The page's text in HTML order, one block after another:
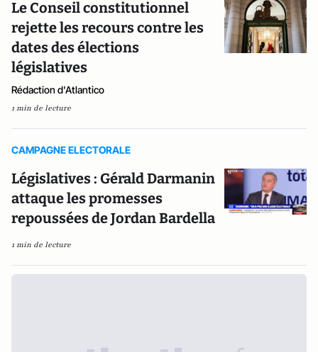
Le Conseil constitutionnel
rejette les recours contre les
dates des élections
législatives
Rédaction d'Atlantico
1 min de lecture
CAMPAGNE ELECTORALE
Législatives : Gérald Darmanin
attaque les promesses
repoussées de Jordan Bardella
1 min de lecture